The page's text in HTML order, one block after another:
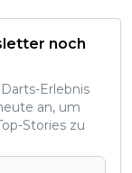
noch
Erlebnis
an, um
Stories zu